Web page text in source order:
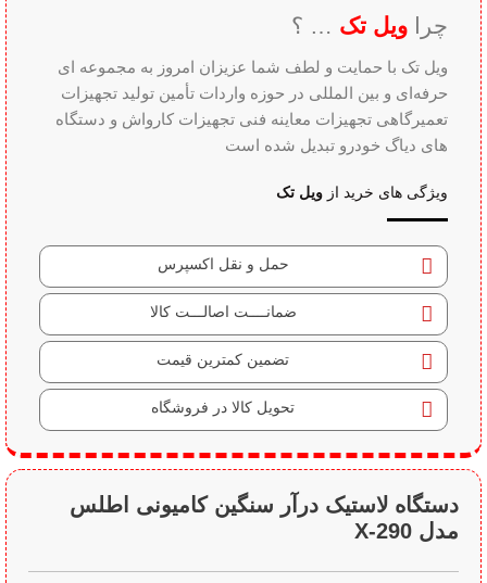
دستگاه لاستیک درآر سنگین کامیونی اطلس
مدل X-290
چرا ویل تک … ؟
ویل تک با حمایت و لطف شما عزیزان امروز به مجموعه ای
حرفه‌ای و بین‌ المللی در حوزه واردات تأمین تولید تجهیزات
تعمیرگاهی تجهیزات معاینه فنی تجهیزات کارواش و دستگاه
های دیاگ خودرو تبدیل شده است
ویژگی های خرید از ویل تک
حمل و نقل اکسپرس
ضمانــــت اصالـــت کالا
تضمین کمترین قیمت
تحویل کالا در فروشگاه